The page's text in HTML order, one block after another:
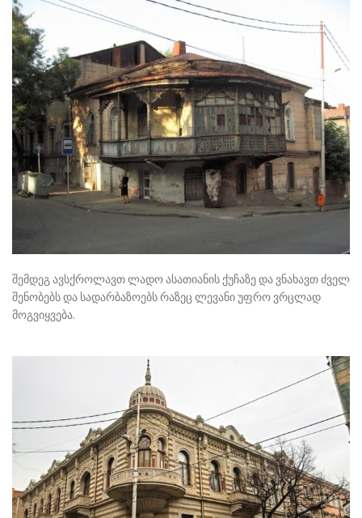
შემდეგ ავსქროლავთ ლადო ასათიანის ქუჩაზე და ვნახავთ ძველ
შენობებს და სადარბაზოებს რაზეც ლევანი უფრო ვრცლად
მოგვიყვება.